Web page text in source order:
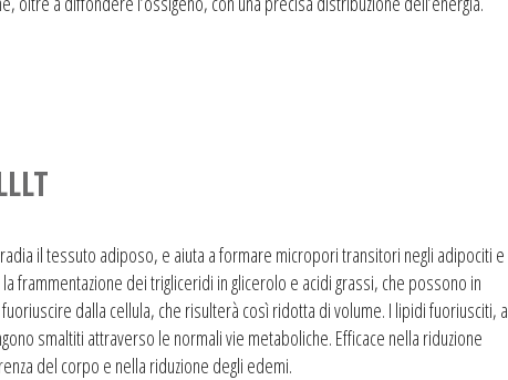
il tessuto adiposo, e aiuta a formare micropori transitori negli adipociti e
frammentazione dei trigliceridi in glicerolo e acidi grassi, che possono in
dalla cellula, che risulterà così ridotta di volume. I lipidi fuoriusciti, a
smaltiti attraverso le normali vie metaboliche. Efficace nella riduzione
del corpo e nella riduzione degli edemi.